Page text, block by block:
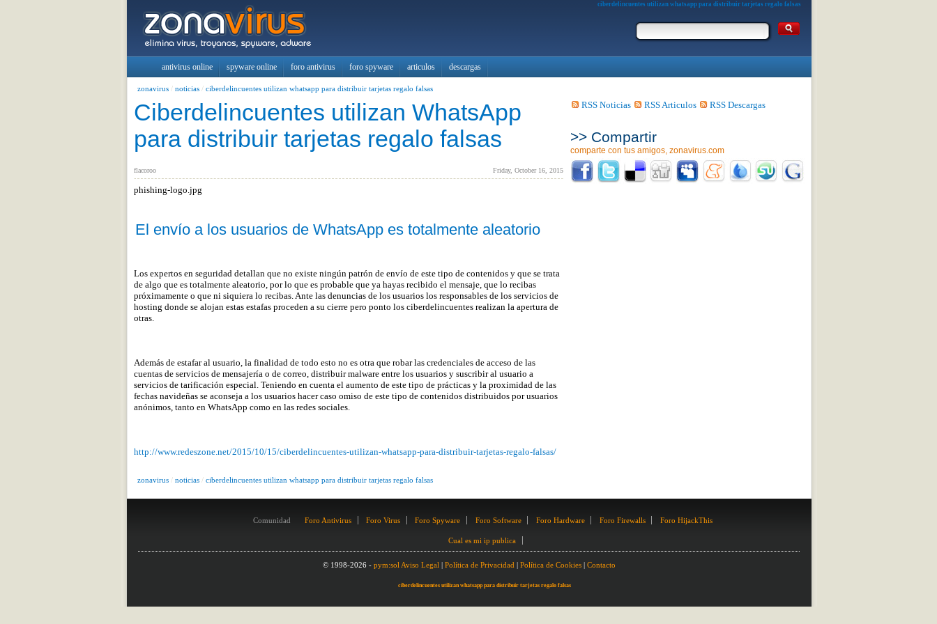
ciberdelincuentes utilizan whatsapp para distribuir tarjetas regalo falsas
antivirus online spyware online foro antivirus foro spyware articulos descargas
zonavirus/ noticias/ ciberdelincuentes utilizan whatsapp para distribuir tarjetas regalo falsas
Ciberdelincuentes utilizan WhatsApp
para distribuir tarjetas regalo falsas
flacoroo Friday, October 16, 2015
phishing-logo.jpg
El envío a los usuarios de WhatsApp es totalmente aleatorio
Los expertos en seguridad detallan que no existe ningún patrón de envío de este tipo de contenidos y que se trata
de algo que es totalmente aleatorio, por lo que es probable que ya hayas recibido el mensaje, que lo recibas
próximamente o que ni siquiera lo recibas. Ante las denuncias de los usuarios los responsables de los servicios de
hosting donde se alojan estas estafas proceden a su cierre pero ponto los ciberdelincuentes realizan la apertura de
otras.
Además de estafar al usuario, la finalidad de todo esto no es otra que robar las credenciales de acceso de las
cuentas de servicios de mensajería o de correo, distribuir malware entre los usuarios y suscribir al usuario a
servicios de tarificación especial. Teniendo en cuenta el aumento de este tipo de prácticas y la proximidad de las
fechas navideñas se aconseja a los usuarios hacer caso omiso de este tipo de contenidos distribuidos por usuarios
anónimos, tanto en WhatsApp como en las redes sociales.
http://www.redeszone.net/2015/10/15/ciberdelincuentes-utilizan-whatsapp-para-distribuir-tarjetas-regalo-falsas/
RSS Noticias RSS Articulos RSS Descargas
>> Compartir
comparte con tus amigos, zonavirus.com
zonavirus/ noticias/ ciberdelincuentes utilizan whatsapp para distribuir tarjetas regalo falsas
Comunidad Foro Antivirus Foro Virus Foro Spyware Foro Software Foro Hardware Foro Firewalls Foro HijackThis
Cual es mi ip publica
© 1998-2026 - pym:sol Aviso Legal | Política de Privacidad | Política de Cookies| Contacto
ciberdelincuentes utilizan whatsapp para distribuir tarjetas regalo falsas